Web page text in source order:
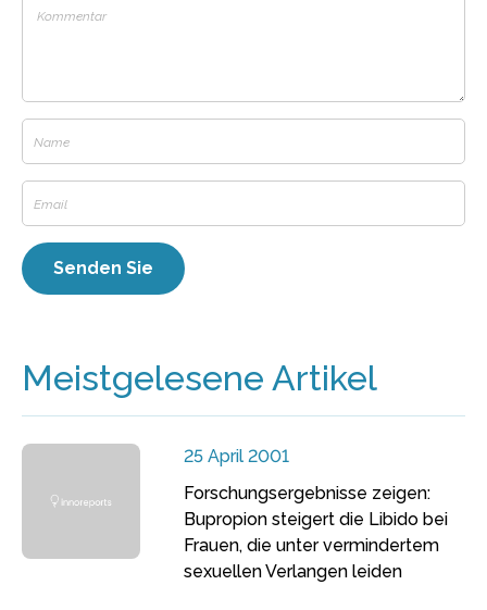
Meistgelesene Artikel
25 April 2001
Forschungsergebnisse zeigen:
Bupropion steigert die Libido bei
Frauen, die unter vermindertem
sexuellen Verlangen leiden